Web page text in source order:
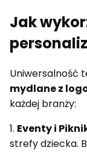
Jak
Uniwersalność
mydlane z
każdej branży:
1. Eventy i
strefy dziecka.